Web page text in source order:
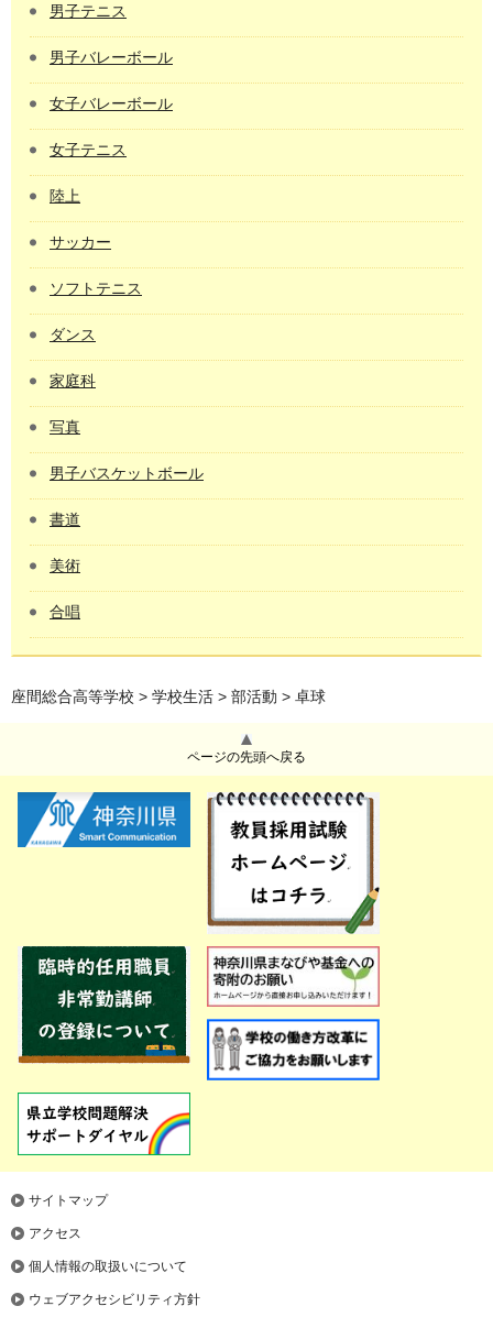
男子テニス
男子バレーボール
女子バレーボール
女子テニス
陸上
サッカー
ソフトテニス
ダンス
家庭科
写真
男子バスケットボール
書道
美術
合唱
座間総合高等学校 > 学校生活 > 部活動 > 卓球
ページの先頭へ戻る
サイトマップ
アクセス
個人情報の取扱いについて
ウェブアクセシビリティ方針